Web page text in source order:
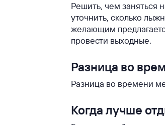
Решить, чем заняться
уточнить, сколько
желающим
провести выходные.
Разница во
Разница во времени
Когда лучше